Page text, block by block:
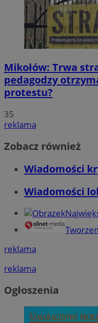
Mikołów: Trwa
pedagodzy
protestu?
35
reklama
Zobacz również
Wiadomości
Wiadomości
reklama
reklama
Ogłoszenia